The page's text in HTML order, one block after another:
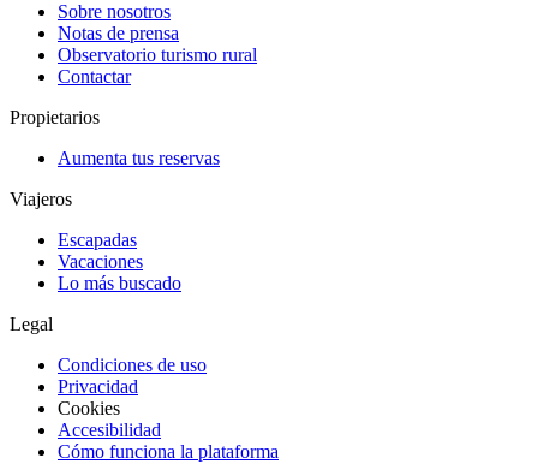
Sobre nosotros
Notas de prensa
Observatorio turismo rural
Contactar
Propietarios
Aumenta tus reservas
Viajeros
Escapadas
Vacaciones
Lo más buscado
Legal
Condiciones de uso
Privacidad
Cookies
Accesibilidad
Cómo funciona la plataforma